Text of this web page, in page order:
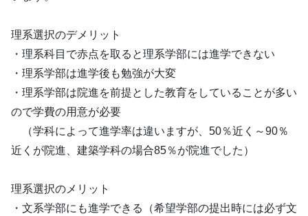
理系選択のデメリット
・理系科目で赤点を取ると理系学部には進学できない
・理系学部は進学後も勉強が大変
・理系学部は院進を前提とした教育をしていることが多い
ので学費の用意が必要
（学科によって進学率は違いますが、50％近く～90％
近くが院進、建築学科の場合85％が院進でした）
理系選択のメリット
・文系学部にも進学できる（希望学部の提出時には必ず文